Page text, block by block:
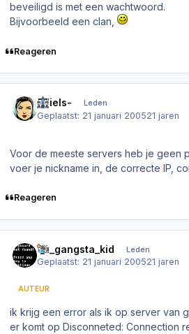
beveiligd is met een wachtwoord.
Bijvoorbeeld een clan,
Reageren
-Niels- Leden
Geplaatst: 21 januari 200521 jaren
Voor de meeste servers heb je geen
voer je nickname in, de correcte IP,
Reageren
da_gangsta_kid Leden
Geplaatst: 21 januari 200521 jaren
AUTEUR
ik krijg een error als ik op server van
er komt op Disconneted: Connection